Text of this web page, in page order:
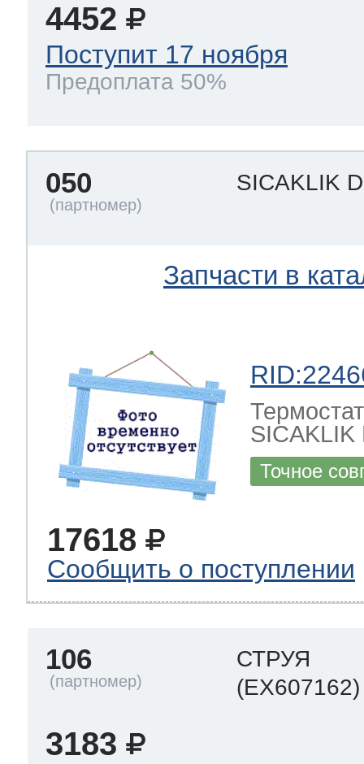
4452
Поступит 17 ноября
Предоплата 50%
050 SICAKLIK
Запчасти в
SICAKLIK
Точное
17618
Сообщить о поступлении
106
СТРУЯ
(EX607162)
3183